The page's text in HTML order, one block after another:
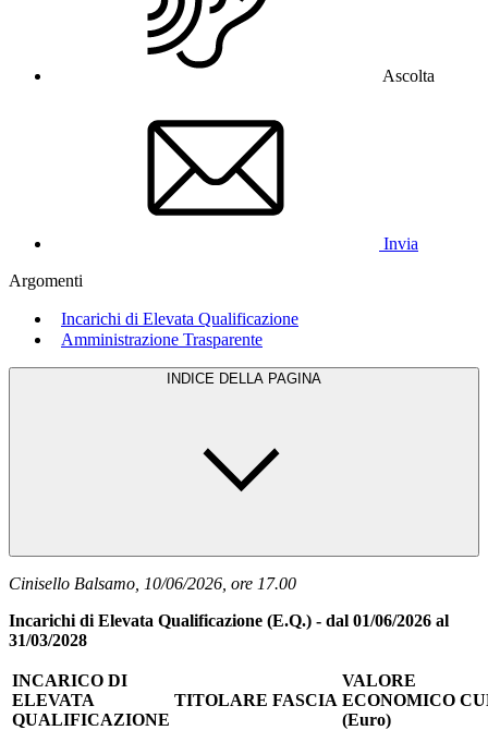
Ascolta
Invia
Argomenti
Incarichi di Elevata Qualificazione
Amministrazione Trasparente
INDICE DELLA PAGINA
Cinisello Balsamo, 10/06/2026, ore 17.00
Incarichi di Elevata Qualificazione (E.Q.) - dal 01/06/2026 al
31/03/2028
INCARICO DI
ELEVATA
QUALIFICAZIONE
TITOLARE FASCIA
VALORE
ECONOMICO
(Euro)